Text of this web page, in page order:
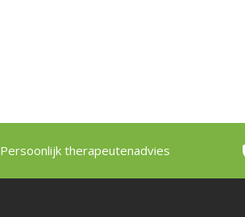
Persoonlijk therapeutenadvies